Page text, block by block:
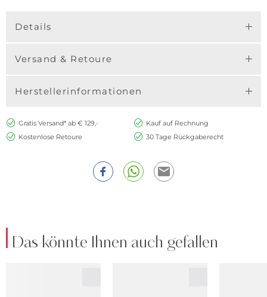
Details
Versand & Retoure
Herstellerinformationen
Gratis Versand* ab € 129,-
Kauf auf Rechnung
Kostenlose Retoure
30 Tage Rückgaberecht
Das könnte Ihnen auch gefallen